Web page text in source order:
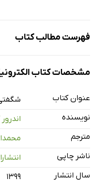
فهرست مطالب کتاب
داستان نور
نقشه کهکشان راه شیری
شکل کهکشان راه شیری
تولد یک ستاره
مشخصات کتاب
عنوان کتاب
نویسنده
مترجم
ناشر چاپی
سال انتشار
۱۳۹۹